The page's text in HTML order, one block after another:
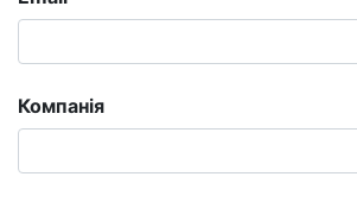
Компанія